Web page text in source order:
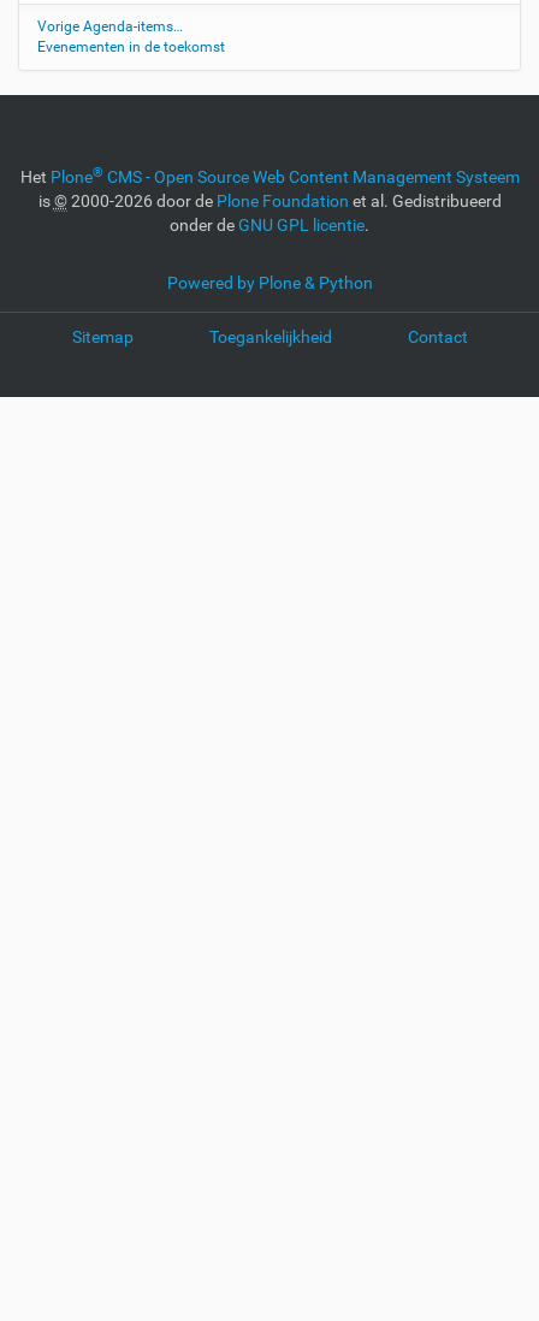
Vorige Agenda-items…
Evenementen in de toekomst
Het Plone® CMS - Open Source Web Content Management Systeem
is©2000-2026 door de Plone Foundation et al. Gedistribueerd
onder deGNU GPL licentie.
Powered by Plone & Python
Sitemap Toegankelijkheid Contact